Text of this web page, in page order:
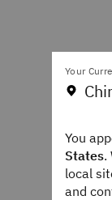
Your
You
States.
local
and